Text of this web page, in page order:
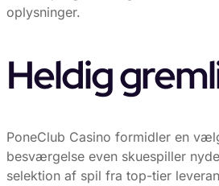
oplysninger.
Heldig
PoneClub Casino formidler en
besværgelse even skuespiller
selektion af spil fra top-tier